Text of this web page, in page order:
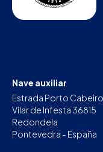
Nave auxiliar
Estrada Porto
Vilar de Infesta 36815
Redondela
Pontevedra - España